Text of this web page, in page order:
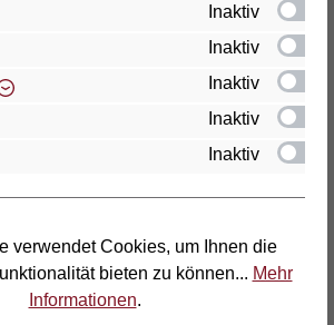
979-0
Inaktiv
Inaktiv
Inaktiv
Inaktiv
Inaktiv
verwendet Cookies, um Ihnen die
bieten zu können... Mehr
Informationen.